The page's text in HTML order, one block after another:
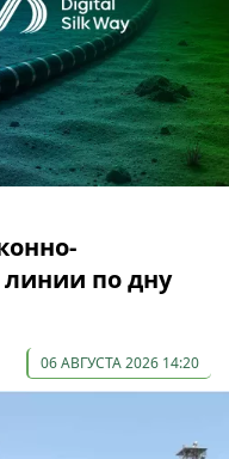
по дну
06 АВГУСТА 2026 14:20